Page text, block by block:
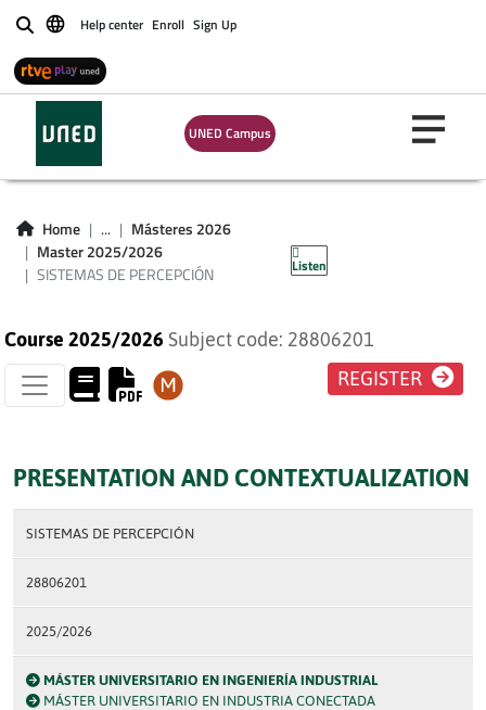
BuscarHelp center Enroll Sign Up
UNED Campus
Home ...
Másteres 2026
Master 2025/2026
SISTEMAS DE PERCEPCIÓN
Listen
SISTEMAS DE
PERCEPCIÓN
Course 2025/2026 Subject code: 28806201
REGISTER
PRESENTATION AND CONTEXTUALIZATION
SISTEMAS DE PERCEPCIÓN
28806201
2025/2026
MÁSTER UNIVERSITARIO EN INGENIERÍA INDUSTRIAL
MÁSTER UNIVERSITARIO EN INDUSTRIA CONECTADA